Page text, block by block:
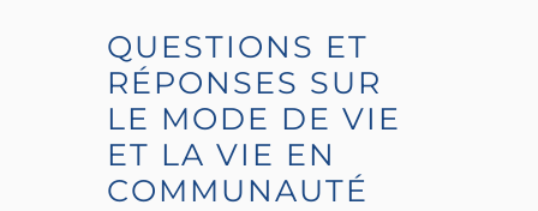
QUESTIONS ET
RÉPONSES SUR
LE MODE DE VIE
ET LA VIE EN
COMMUNAUTÉ